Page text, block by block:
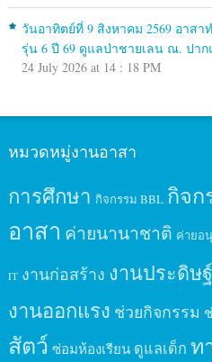
วันอาทิตย์ที่ 9 สิงหาคม 2569 อาส
รุ่น 6 ปี 69 ดูแลป่าชายเลน ณ. ปา
24 July 2026 at 14 : 18 PM
หมวดหมู่งานอาสา
การศึกษา กิจกรรม BBL กิจก
อาสา ค่ายนานาชาติ ค่ายอ
IT งานก่อสร้าง งานประดิษฐ์
งานออกแรง ช่วยกิจกรรม
สัตว์ ซ่อมห้องเรียน ดูแลเด็ก ท